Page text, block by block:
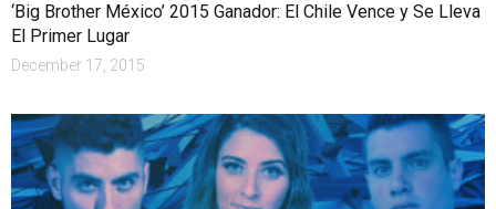
‘Big Brother México’ 2015 Ganador: El Chile Vence y Se Lleva
El Primer Lugar
December 17, 2015